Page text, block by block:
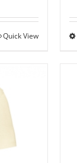
Quick View